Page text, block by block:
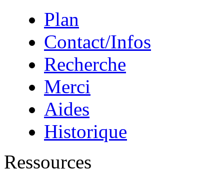
Plan
Contact/Infos
Recherche
Merci
Aides
Historique
Ressources